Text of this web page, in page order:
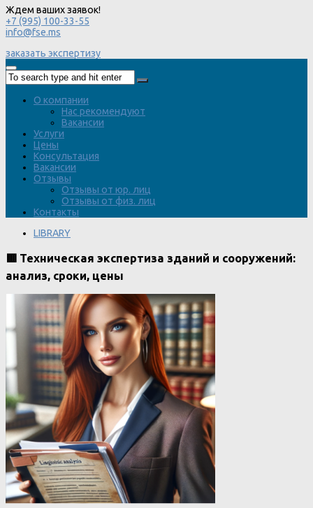
Ждем ваших заявок!
+7 (995) 100-33-55
info@fse.ms
заказать экспертизу
О компании
Нас рекомендуют
Вакансии
Услуги
Цены
Консультация
Вакансии
Отзывы
Отзывы от юр. лиц
Отзывы от физ. лиц
Контакты
LIBRARY
🟥 Техническая экспертиза зданий и сооружений:
анализ, сроки, цены